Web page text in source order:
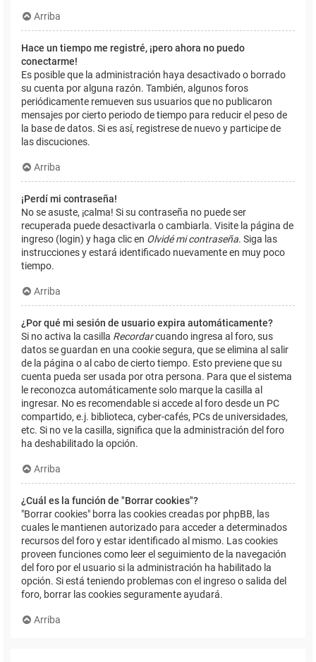
Arriba
Hace un tiempo me registré, ¡pero ahora no puedo
conectarme!
Es posible que la administración haya desactivado o borrado
su cuenta por alguna razón. También, algunos foros
periódicamente remueven sus usuarios que no publicaron
mensajes por cierto periodo de tiempo para reducir el peso de
la base de datos. Si es así, registrese de nuevo y participe de
las discuciones.
Arriba
¡Perdí mi contraseña!
No se asuste, ¡calma! Si su contraseña no puede ser
recuperada puede desactivarla o cambiarla. Visite la página de
ingreso (login) y haga clic en Olvidé mi contraseña. Siga las
instrucciones y estará identificado nuevamente en muy poco
tiempo.
Arriba
¿Por qué mi sesión de usuario expira automáticamente?
Si no activa la casilla Recordarcuando ingresa al foro, sus
datos se guardan en una cookie segura, que se elimina al salir
de la página o al cabo de cierto tiempo. Esto previene que su
cuenta pueda ser usada por otra persona. Para que el sistema
le reconozca automáticamente solo marque la casilla al
ingresar. No es recomendable si accede al foro desde un PC
compartido, e.j. biblioteca, cyber-cafés, PCs de universidades,
etc. Si no ve la casilla, significa que la administración del foro
ha deshabilitado la opción.
Arriba
¿Cuál es la función de "Borrar cookies"?
"Borrar cookies" borra las cookies creadas por phpBB, las
cuales le mantienen autorizado para acceder a determinados
recursos del foro y estar identificado al mismo. Las cookies
proveen funciones como leer el seguimiento de la navegación
del foro por el usuario si la administración ha habilitado la
opción. Si está teniendo problemas con el ingreso o salida del
foro, borrar las cookies seguramente ayudará.
Arriba